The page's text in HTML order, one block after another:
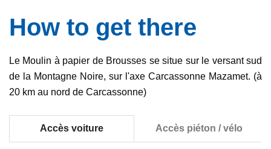
How to get there
Le Moulin à papier de Brousses se situe sur le versant sud
de la Montagne Noire, sur l'axe Carcassonne Mazamet. (à
20 km au nord de Carcassonne)
Accès voiture Accès piéton / vélo